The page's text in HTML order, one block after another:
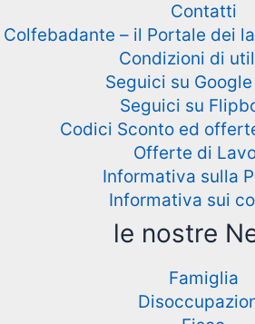
Contatti
Colfebadante – il Portale dei
Condizioni di
Seguici su
Seguici su
Codici Sconto ed
Offerte di
Informativa sulla
Informativa sui
le nostre
Famiglia